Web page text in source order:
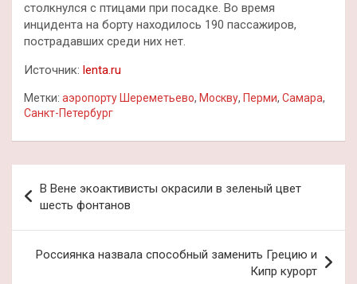
столкнулся с птицами при посадке. Во время
инцидента на борту находилось 190 пассажиров,
пострадавших среди них нет.
Источник: lenta.ru
Метки: аэропорту Шереметьево, Москву, Перми, Самара,
Санкт-Петербург
по
записям
В Вене экоактивисты окрасили в зеленый цвет
шесть фонтанов
Россиянка назвала способный заменить Грецию и
Кипр курорт